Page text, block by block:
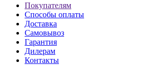
Покупателям
Способы оплаты
Доставка
Самовывоз
Гарантия
Дилерам
Контакты